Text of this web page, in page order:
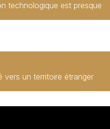
technologique est presque
vers un territoire étranger